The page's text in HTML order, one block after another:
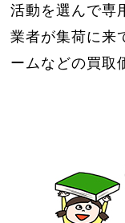
活動を選んで専
業者が集荷に来
ームなどの買取